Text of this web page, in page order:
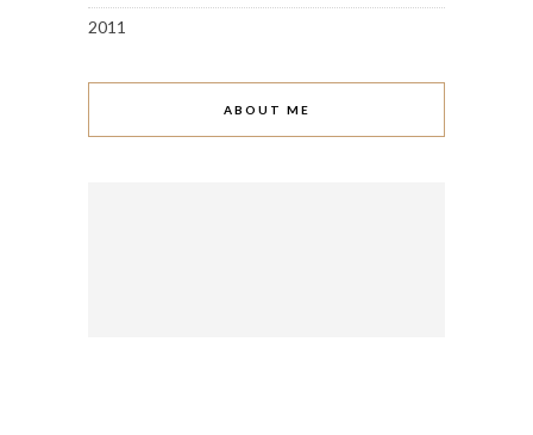
2011
ABOUT ME